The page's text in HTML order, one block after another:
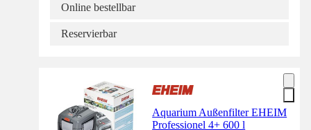
Online bestellbar
Reservierbar
Aquarium Außenfilter EHEIM
Professionel 4+ 600 l